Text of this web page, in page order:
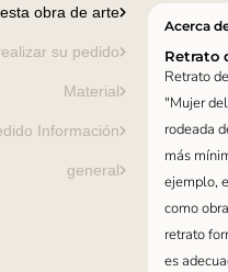
obra de arte
su pedido
Material
Información
general
Acerca
Retrato
Retrato
"Mujer
rodeada
más
ejemplo,
como
retrato
es